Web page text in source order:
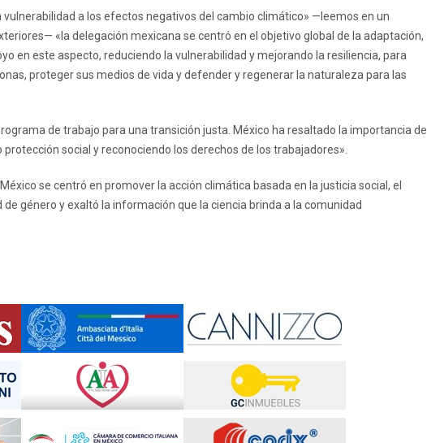
vulnerabilidad a los efectos negativos del cambio climático» —leemos en un
«la delegación mexicana se centró en el objetivo global de la adaptación,
en este aspecto, reduciendo la vulnerabilidad y mejorando la resiliencia, para
proteger sus medios de vida y defender y regenerar la naturaleza para las
de trabajo para una transición justa. México ha resaltado la importancia de
social y reconociendo los derechos de los trabajadores».
se centró en promover la acción climática basada en la justicia social, el
género y exaltó la información que la ciencia brinda a la comunidad